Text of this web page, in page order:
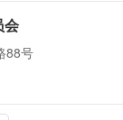
会
88号